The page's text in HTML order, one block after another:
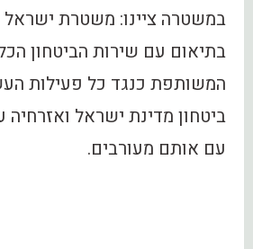
במשטרה ציינו: משטרת
בתיאום עם שירות הביטחון
המשותפת כנגד כל פעילות
ביטחון מדינת ישראל ואזרחיה
עם אותם מעורבים.